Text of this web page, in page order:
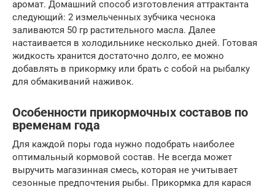
аромат. Домашний способ изготовления аттрактанта
следующий: 2 измельченных зубчика чеснока
заливаются 50 гр растительного масла. Далее
настаивается в холодильнике несколько дней. Готовая
жидкость хранится достаточно долго, ее можно
добавлять в прикормку или брать с собой на рыбалку
для обмакиваний наживок.
Особенности прикормочных составов по
временам года
Для каждой поры года нужно подобрать наиболее
оптимальный кормовой состав. Не всегда может
выручить магазинная смесь, которая не учитывает
сезонные предпочтения рыбы. Прикормка для карася